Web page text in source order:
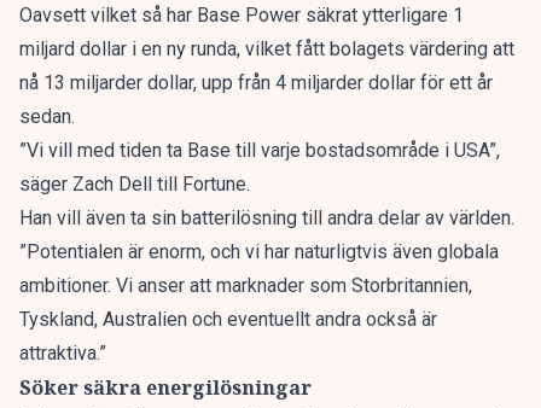
Oavsett vilket så har Base Power säkrat ytterligare 1
miljard dollar i en ny runda, vilket fått bolagets värdering att
nå 13 miljarder dollar, upp från 4 miljarder dollar för ett år
sedan.
”Vi vill med tiden ta Base till varje bostadsområde i USA”,
säger Zach Dell till Fortune.
Han vill även ta sin batterilösning till andra delar av världen.
”Potentialen är enorm, och vi har naturligtvis även globala
ambitioner. Vi anser att marknader som Storbritannien,
Tyskland, Australien och eventuellt andra också är
attraktiva.”
Söker säkra energilösningar